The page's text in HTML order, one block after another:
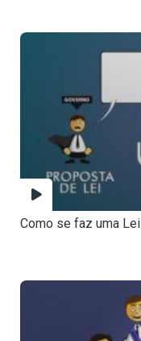
Como se faz uma Lei